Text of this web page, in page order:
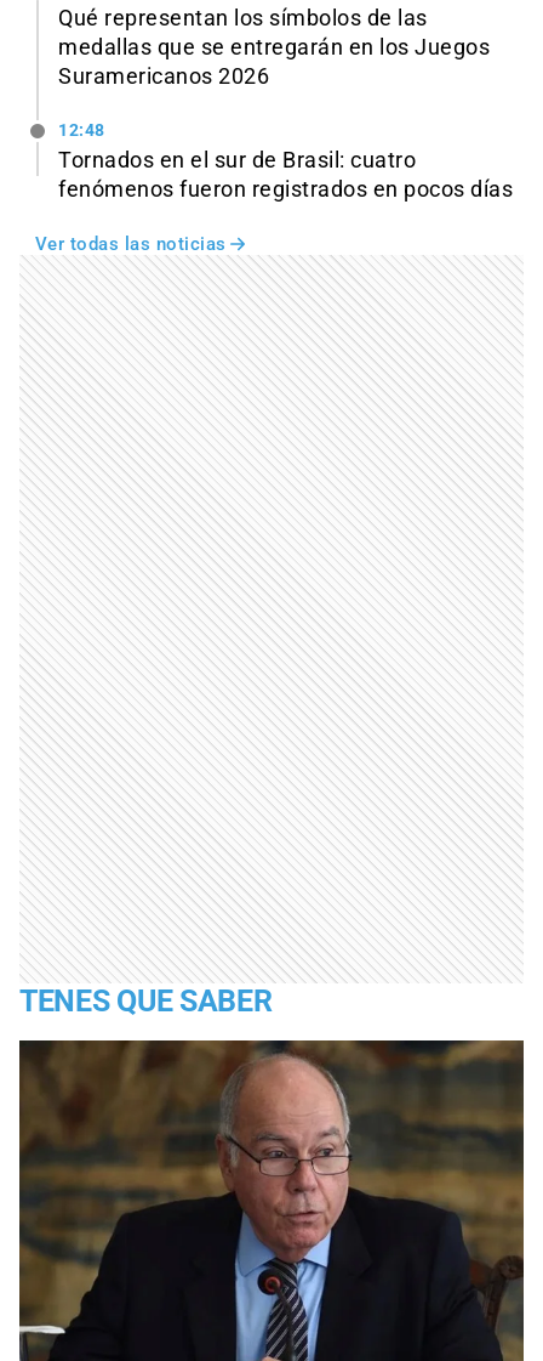
Qué representan los símbolos de las
medallas que se entregarán en los Juegos
Suramericanos 2026
12:48
Tornados en el sur de Brasil: cuatro
fenómenos fueron registrados en pocos días
Ver todas las noticias
TENES QUE SABER